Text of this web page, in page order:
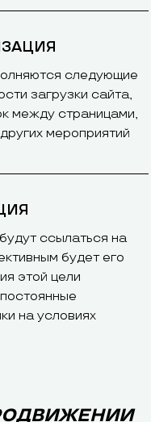
следующие
загрузки сайта,
между страницами,
мероприятий
ссылаться на
будет его
этой цели
на условиях